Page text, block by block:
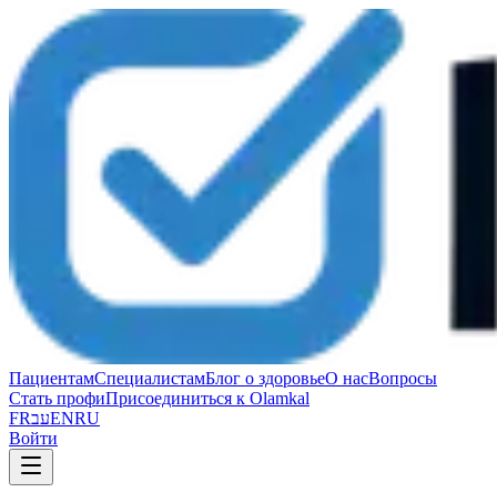
ПациентамСпециалистамБлог о здоровьеО насВопросы
Стать профиПрисоединиться к Olamkal
FRעבENRU
Войти